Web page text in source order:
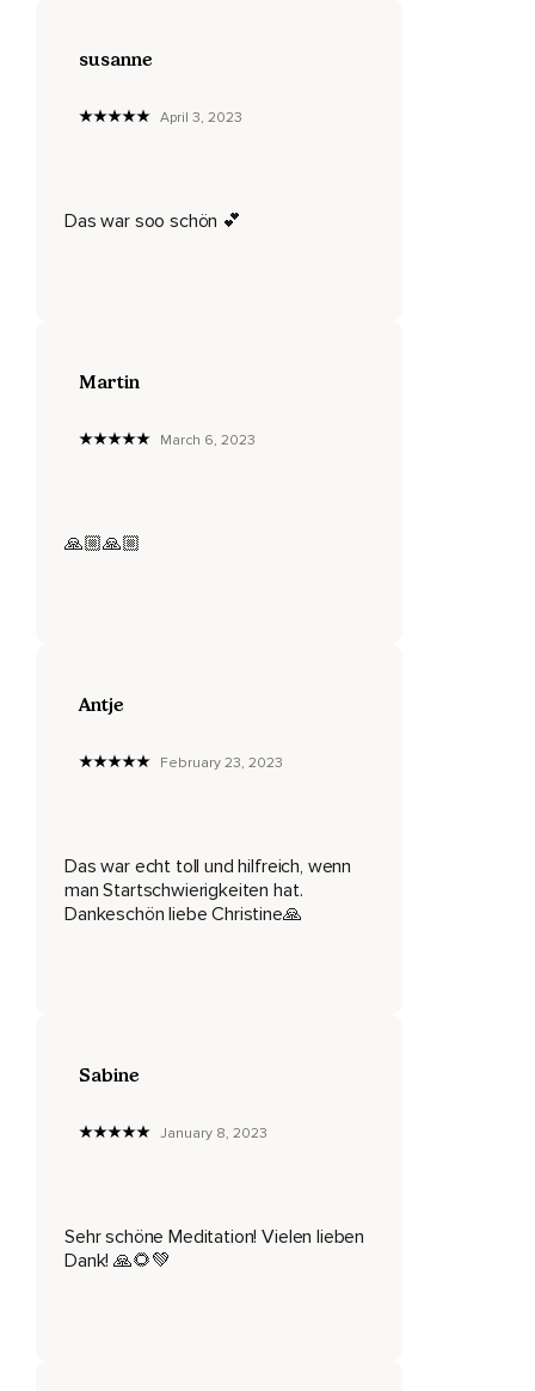
Mach sie zuallererst.
Die dir wichtig sind.
Kannst du langsam deine Augen öffnen,
In den Alltag zurückkehren und vergiss nicht,
susanne
April 3, 2023
Das war soo schön 💕
Martin
March 6, 2023
🙏🏼🙏🏼
Antje
February 23, 2023
Das war echt toll und hilfreich, wenn
man Startschwierigkeiten hat.
Dankeschön liebe Christine🙏
Sabine
January 8, 2023
Sehr schöne Meditation! Vielen lieben
Dank! 🙏🌻💚